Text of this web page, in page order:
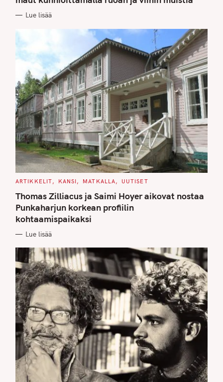
O
I
Lue lisää
C
T
E
G
O
R
I
S
ARTIKKELIT KANSI MATKALLA UUTISET
Thomas Zilliacus ja Saimi Hoyer aikovat nostaa
Punkaharjun korkean profiilin
kohtaamispaikaksi
Lue lisää